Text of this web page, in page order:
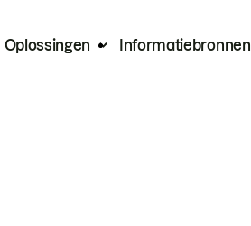
Oplossingen Informatiebronnen